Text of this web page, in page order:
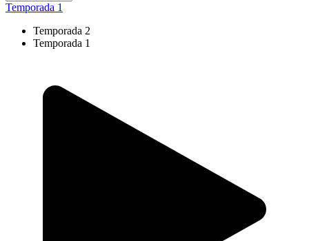
Temporada 1
Temporada 2
Temporada 1